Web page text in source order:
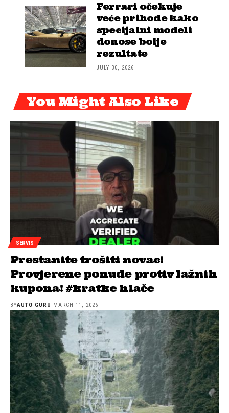
Ferrari očekuje
veće prihode kako
specijalni modeli
donose bolje
rezultate
JULY 30, 2026
You Might Also Like
SERVIS
Prestanite trošiti novac!
Provjerene ponude protiv lažnih
kupona! #kratke hlače
BYAUTO GURU MARCH 11, 2026